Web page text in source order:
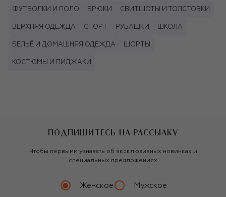
ФУТБОЛКИ И ПОЛО БРЮКИ СВИТШОТЫ И ТОЛСТОВКИ
ВЕРХНЯЯ ОДЕЖДА СПОРТ РУБАШКИ ШКОЛА
БЕЛЬЁ И ДОМАШНЯЯ ОДЕЖДА ШОРТЫ
КОСТЮМЫ И ПИДЖАКИ
ПОДПИШИТЕСЬ НА РАССЫЛКУ
Чтобы первыми узнавать об эксклюзивных новинках и
специальных предложениях
Женское Мужское